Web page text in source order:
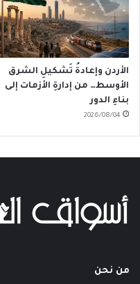
الأردن وإعادةُ تَشكيلِ الشرق
الأوسط… من إدارةِ الأزمات إلى
بناءِ الدور
2026/08/04
من نحن